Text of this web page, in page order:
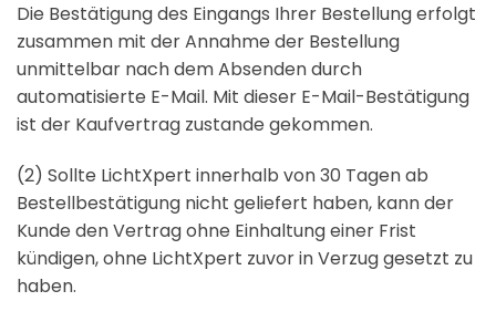
Die Bestätigung des Eingangs Ihrer Bestellung erfolgt
zusammen mit der Annahme der Bestellung
unmittelbar nach dem Absenden durch
automatisierte E-Mail. Mit dieser E-Mail-Bestätigung
ist der Kaufvertrag zustande gekommen.
(2) Sollte LichtXpert innerhalb von 30 Tagen ab
Bestellbestätigung nicht geliefert haben, kann der
Kunde den Vertrag ohne Einhaltung einer Frist
kündigen, ohne LichtXpert zuvor in Verzug gesetzt zu
haben.